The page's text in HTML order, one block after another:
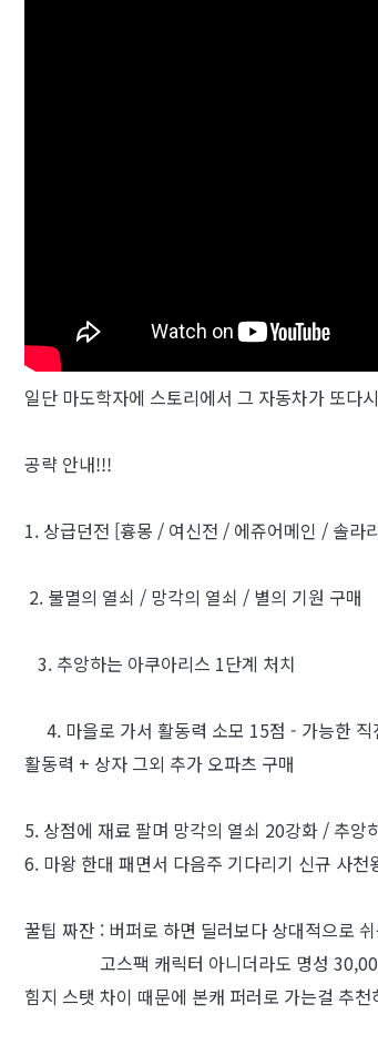
일단 마도학자에 스토리에서 그 자동차가 또다
공략 안내!!!
1. 상급던전 [흉몽 / 여신전 / 에쥬어메인 / 솔라
2. 불멸의 열쇠 / 망각의 열쇠 / 별의 기원 구매
3. 추앙하는 아쿠아리스 1단계 처치
4. 마을로 가서 활동력 소모 15점 - 가능한
활동력 + 상자 그외 추가 오파츠 구매
5. 상점에 재료 팔며 망각의 열쇠 20강화 / 추앙
6. 마왕 한대 패면서 다음주 기다리기 신규 사천
꿀팁 짜잔 : 버퍼로 하면 딜러보다 상대적으로
고스팩 캐릭터 아니더라도 명성 30,000
힘지 스탯 차이 때문에 본캐 퍼러로 가는걸 추